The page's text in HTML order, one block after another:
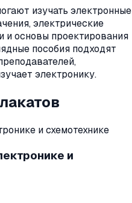
изучать электронные
электрические
и основы проектирования
пособия подходят
электронику.
и